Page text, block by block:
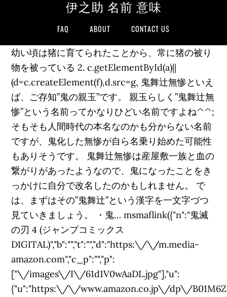
伊之助 名前 意味
FAQ ABOUT CONTACT US
幼い頃は猪に育てられたことから、常に猪の被り
物を被っている 2. c.getElementById(a)||
(d=c.createElement(f),d.src=g, 鬼舞辻無惨といえ
ば、ご存知”鬼の親玉”です。 親玉らしく”鬼舞辻無
惨”という名前ってかなりひどい名前ですよね^^;
そもそも人間時代の本名なのかも分からない名前
ですが、鬼化した無惨が自ら名乗り始めた可能性
もありそうです。 鬼舞辻無惨は産屋敷一族と血の
繋がりがあったようなので、鬼になったことをき
っかけに自分で改名したのかもしれません。 で
は、まずはその”鬼舞辻”という漢字を一文字づつ
見ていきましょう。 ・鬼… msmaflink({"n":"鬼滅
の刃 4 (ジャンプコミックス
DIGITAL)","b":"","t":"","d":"https:\/\/m.media-
amazon.com","c_p":"","p":
["\/images\/I\/61d1V0wAaDL.jpg"],"u":
{"u":"https:\/\/www.amazon.co.jp\/dp\/